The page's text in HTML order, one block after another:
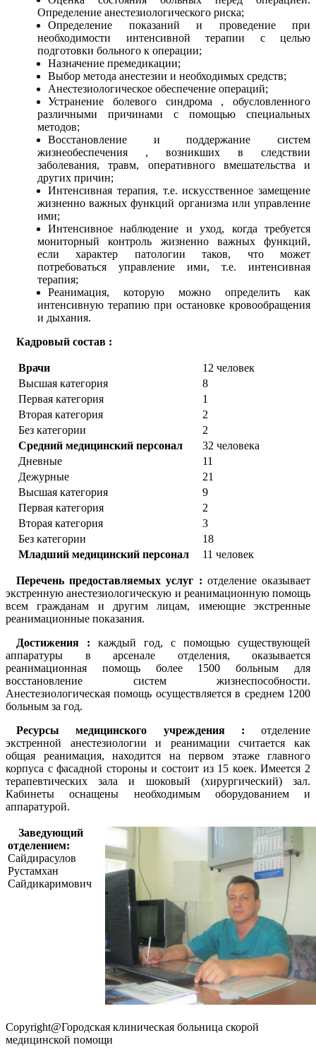
Определение анестезиологического риска;
Определение показаний и проведение при
необходимости интенсивной терапии с целью
подготовки больного к операции;
Назначение премедикации;
Выбор метода анестезии и необходимых средств;
Анестезиологическое обеспечение операций;
Устранение болевого синдрома , обусловленного
различными причинами с помощью специальных
методов;
Восстановление и поддержание систем
жизнеобеспечения , возникших в следствии
заболевания, травм, оперативного вмешательства и
других причин;
Интенсивная терапия, т.е. искусственное замещение
жизненно важных функций организма или управление
ими;
Интенсивное наблюдение и уход, когда требуется
мониторный контроль жизненно важных функций,
если характер патологии таков, что может
потребоваться управление ими, т.е. интенсивная
терапия;
Реанимация, которую можно определить как
интенсивную терапию при остановке кровообращения
и дыхания.
Кадровый состав :
Врачи
12 человек
Высшая категория
8
Первая категория
1
Вторая категория
2
Без категории
2
Средний медицинский персонал
32 человека
Дневные
11
Дежурные
21
Высшая категория
9
Первая категория
2
Вторая категория
3
Без категории
18
Младший медицинский персонал
11 человек
Перечень предоставляемых услуг : отделение оказывает
экстренную анестезиологическую и реанимационную помощь
всем гражданам и другим лицам, имеющие экстренные
реанимационные показания.
Достижения : каждый год, с помощью существующей
аппаратуры в арсенале отделения, оказывается
реанимационная помощь более 1500 больным для
восстановление систем жизнеспособности.
Анестезиологическая помощь осуществляется в среднем 1200
больным за год.
Ресурсы медицинского учреждения : отделение
экстренной анестезиологии и реанимации считается как
общая реанимация, находится на первом этаже главного
корпуса с фасадной стороны и состоит из 15 коек. Имеется 2
терапевтических зала и шоковый (хирургический) зал.
Кабинеты оснащены необходимым оборудованием и
аппаратурой.
Заведующий
отделением:
Сайдирасулов
Рустамхан
Сайдикаримович
Copyright@Городская клиническая больница скорой
медицинской помощи